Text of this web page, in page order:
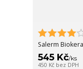
Salerm
545 Kč/ks
450 Kč bez DPH